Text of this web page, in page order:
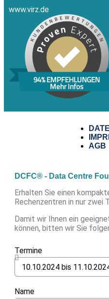
www.virz.de
94% EMPFEHLUNGEN
Mehr Infos
AGB
DCFC® - Data Centre
Erhalten Sie einen
Rechenzentren in nur zwei
Damit wir Ihnen ein
können, bitten wir Sie
Termine
Name